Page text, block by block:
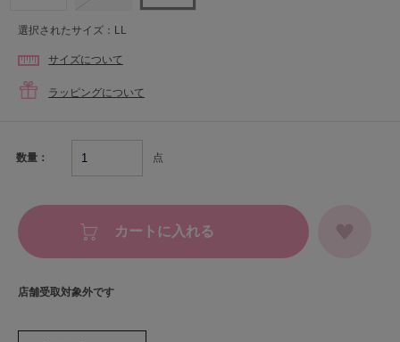
選択されたサイズ：LL
サイズについて
ラッピングについて
数量： 点
カートに入れる
店舗受取対象外です